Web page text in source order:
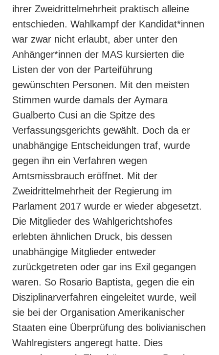
ihrer Zweidrittelmehrheit praktisch alleine
entschieden. Wahlkampf der Kandidat*innen
war zwar nicht erlaubt, aber unter den
Anhänger*innen der MAS kursierten die
Listen der von der Parteiführung
gewünschten Personen. Mit den meisten
Stimmen wurde damals der Aymara
Gualberto Cusi an die Spitze des
Verfassungsgerichts gewählt. Doch da er
unabhängige Entscheidungen traf, wurde
gegen ihn ein Verfahren wegen
Amtsmissbrauch eröffnet. Mit der
Zweidrittelmehrheit der Regierung im
Parlament 2017 wurde er wieder abgesetzt.
Die Mitglieder des Wahlgerichtshofes
erlebten ähnlichen Druck, bis dessen
unabhängige Mitglieder entweder
zurückgetreten oder gar ins Exil gegangen
waren. So Rosario Baptista, gegen die ein
Disziplinarverfahren eingeleitet wurde, weil
sie bei der Organisation Amerikanischer
Staaten eine Überprüfung des bolivianischen
Wahlregisters angeregt hatte. Dies